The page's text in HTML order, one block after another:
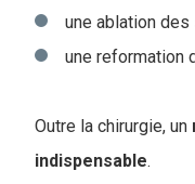
une ablation des
une reformation
Outre la chirurgie, un
indispensable.